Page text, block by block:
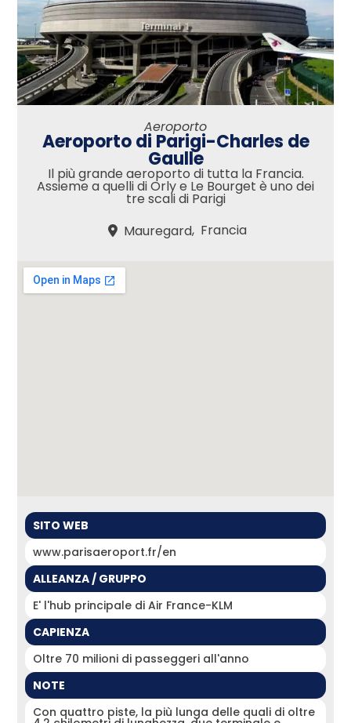
Aeroporto
Aeroporto di Parigi-Charles de
Gaulle
Il più grande aeroporto di tutta la Francia.
Assieme a quelli di Orly e Le Bourget è uno dei
tre scali di Parigi
Mauregard, Francia
SITO WEB
www.parisaeroport.fr/en
ALLEANZA / GRUPPO
E' l'hub principale di Air France-KLM
CAPIENZA
Oltre 70 milioni di passeggeri all'anno
NOTE
Con quattro piste, la più lunga delle quali di oltre